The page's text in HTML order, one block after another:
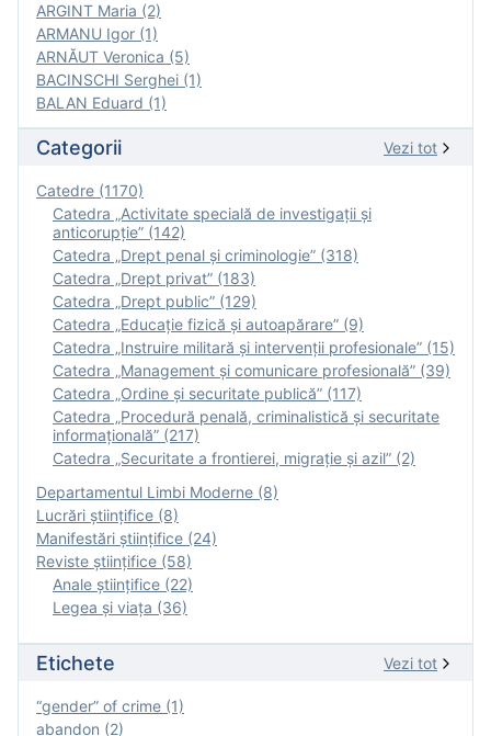
ARGINT Maria (2)
ARMANU Igor (1)
ARNĂUT Veronica (5)
BACINSCHI Serghei (1)
BALAN Eduard (1)
Categorii Vezi tot
Catedre (1170)
Catedra „Activitate specială de investigaţii şi
anticorupție” (142)
Catedra „Drept penal și criminologie” (318)
Catedra „Drept privat” (183)
Catedra „Drept public” (129)
Catedra „Educație fizică şi autoapărare” (9)
Catedra „Instruire militară şi intervenţii profesionale” (15)
Catedra „Management și comunicare profesională” (39)
Catedra „Ordine și securitate publică” (117)
Catedra „Procedură penală, criminalistică și securitate
informațională” (217)
Catedra „Securitate a frontierei, migrație și azil” (2)
Departamentul Limbi Moderne (8)
Lucrări științifice (8)
Manifestări ştiinţifice (24)
Reviste ştiinţifice (58)
Anale ştiinţifice (22)
Legea şi viaţa (36)
Etichete Vezi tot
“gender” of crime (1)
abandon (2)